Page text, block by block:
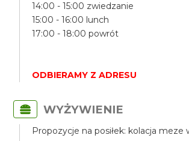
14:00 - 15:00 zwiedzanie
15:00 - 16:00 lunch
17:00 - 18:00 powrót
ODBIERAMY Z ADRESU
WYŻYWIENIE
Propozycje na posiłek: kolacja meze